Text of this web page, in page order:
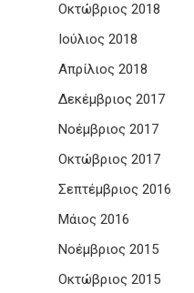
Οκτώβριος 2018
Ιούλιος 2018
Απρίλιος 2018
Δεκέμβριος 2017
Νοέμβριος 2017
Οκτώβριος 2017
Σεπτέμβριος 2016
Μάιος 2016
Νοέμβριος 2015
Οκτώβριος 2015